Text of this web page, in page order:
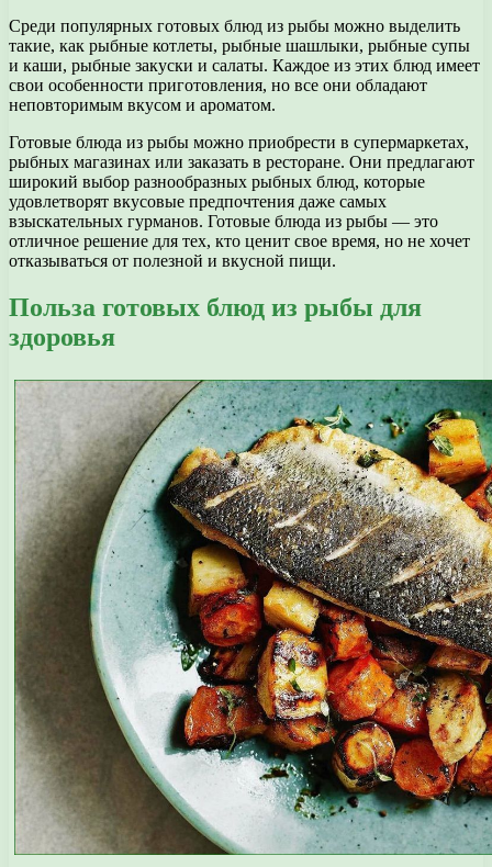
Среди популярных готовых блюд из рыбы можно выделить
такие, как рыбные котлеты, рыбные шашлыки, рыбные супы
и каши, рыбные закуски и салаты. Каждое из этих блюд имеет
свои особенности приготовления, но все они обладают
неповторимым вкусом и ароматом.
Готовые блюда из рыбы можно приобрести в супермаркетах,
рыбных магазинах или заказать в ресторане. Они предлагают
широкий выбор разнообразных рыбных блюд, которые
удовлетворят вкусовые предпочтения даже самых
взыскательных гурманов. Готовые блюда из рыбы — это
отличное решение для тех, кто ценит свое время, но не хочет
отказываться от полезной и вкусной пищи.
Польза готовых блюд из рыбы для
здоровья